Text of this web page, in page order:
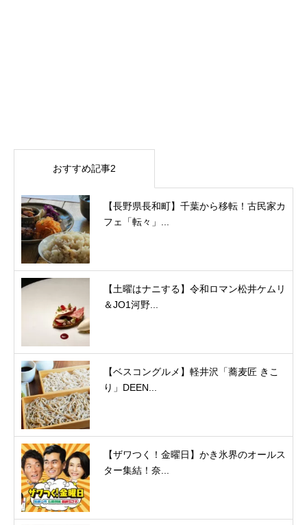
おすすめ記事2
【長野県長和町】千葉から移転！古民家カ
フェ「転々」...
【土曜はナニする】令和ロマン松井ケムリ
＆JO1河野...
【ベスコングルメ】軽井沢「蕎麦匠 きこ
り」DEEN...
【ザワつく！金曜日】かき氷界のオールス
ター集結！奈...